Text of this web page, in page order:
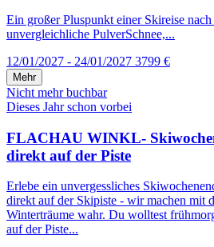
Ein großer Pluspunkt einer Skireise
unvergleichliche PulverSchnee,...
12/01/2027 - 24/01/2027 3799 €
Mehr
Nicht mehr buchbar
Dieses Jahr schon vorbei
FLACHAU WINKL-
direkt auf der Piste
Erlebe ein unvergessliches
direkt auf der Skipiste - wir machen mit
Winterträume wahr. Du wolltest
auf der Piste...